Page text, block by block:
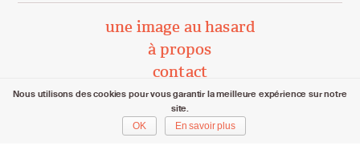
une image au hasard
à propos
contact
unephotoparjour.ch/ 2015 – 2026
Tous droits réservés aux auteurs respectifs.
Nous utilisons des cookies pour vous garantir la meilleure expérience sur notre
site.
OK
En savoir plus